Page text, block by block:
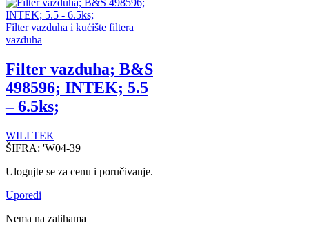
Filter vazduha i kućište filtera
vazduha
Filter vazduha; B&S
498596; INTEK; 5.5
– 6.5ks;
WILLTEK
ŠIFRA: 'W04-39
Ulogujte se za cenu i poručivanje.
Uporedi
Nema na zalihama